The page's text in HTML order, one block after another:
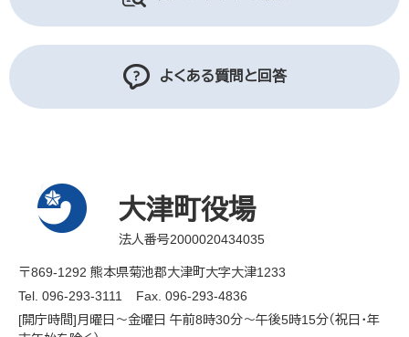
よくある質問と回答
大津町役場
法人番号2000020434035
〒869-1292 熊本県菊池郡大津町大字大津1233
Tel. 096-293-3111
Fax. 096-293-4836
[開庁時間]月曜日～金曜日 午前8時30分～午後5時15分（祝日・年